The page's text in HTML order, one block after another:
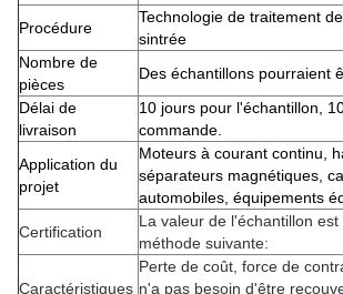
Procédure
Technologie de traitement
sintrée
Nombre de
pièces
Des échantillons pourraient
Délai de
livraison
10 jours pour l'échantillon,
commande.
Application du
projet
Moteurs à courant continu,
séparateurs magnétiques,
automobiles, équipements
Certification
La valeur de l'échantillon
méthode suivante:
Caractéristiques
Perte de coût, force de
n'a pas besoin d'être